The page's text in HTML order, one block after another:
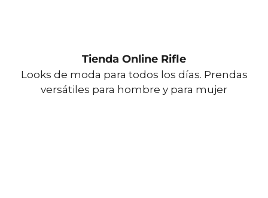
Tienda Online Rifle
Looks de moda para todos los días. Prendas
versátiles para hombre y para mujer